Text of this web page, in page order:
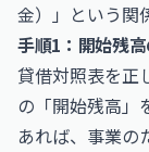
金）」という関
手順1：開始残
貸借対照表を正
の「開始残高」
あれば、事業の